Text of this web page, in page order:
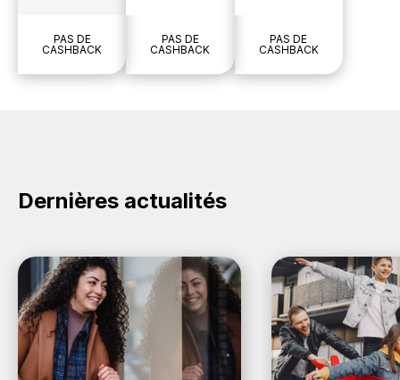
PAS DE
CASHBACK
PAS DE
CASHBACK
PAS DE
CASHBACK
Dernières actualités